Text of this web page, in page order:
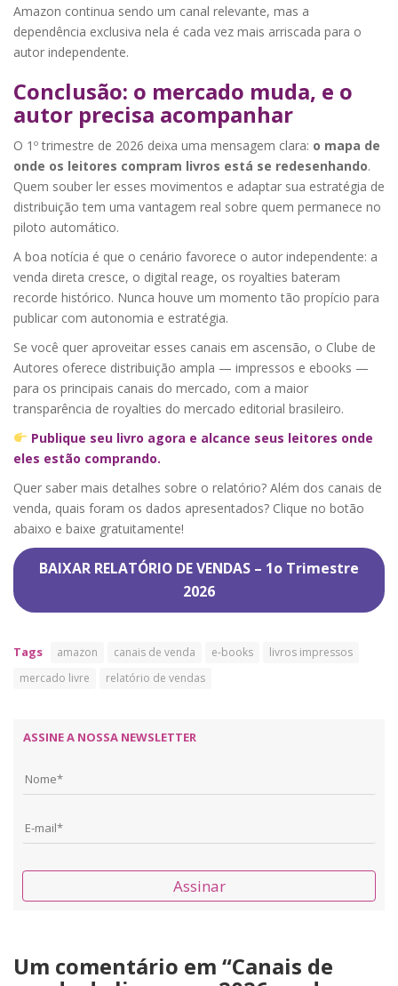
Amazon continua sendo um canal relevante, mas a
dependência exclusiva nela é cada vez mais arriscada para o
autor independente.
Conclusão: o mercado muda, e o
autor precisa acompanhar
O 1º trimestre de 2026 deixa uma mensagem clara: o mapa de
onde os leitores compram livros está se redesenhando.
Quem souber ler esses movimentos e adaptar sua estratégia de
distribuição tem uma vantagem real sobre quem permanece no
piloto automático.
A boa notícia é que o cenário favorece o autor independente: a
venda direta cresce, o digital reage, os royalties bateram
recorde histórico. Nunca houve um momento tão propício para
publicar com autonomia e estratégia.
Se você quer aproveitar esses canais em ascensão, o Clube de
Autores oferece distribuição ampla — impressos e ebooks —
para os principais canais do mercado, com a maior
transparência de royalties do mercado editorial brasileiro.
Publique seu livro agora e alcance seus leitores onde
eles estão comprando.
Quer saber mais detalhes sobre o relatório? Além dos canais de
venda, quais foram os dados apresentados? Clique no botão
abaixo e baixe gratuitamente!
BAIXAR RELATÓRIO DE VENDAS – 1o Trimestre
2026
Tags amazon canais de venda e-books
livros impressos
mercado livre
relatório de vendas
ASSINE A NOSSA NEWSLETTER
Assinar
Um comentário em “Canais de